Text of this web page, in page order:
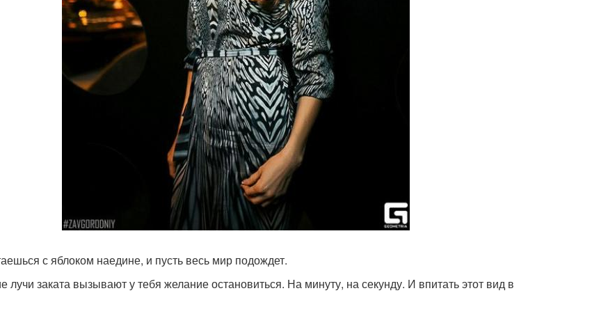
с яблоком наедине, и пусть весь мир подождет.
лучи заката вызывают у тебя желание остановиться. На минуту, на секунду. И впитать этот вид в